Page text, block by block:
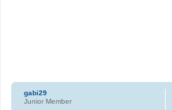
gabi29
Junior Member